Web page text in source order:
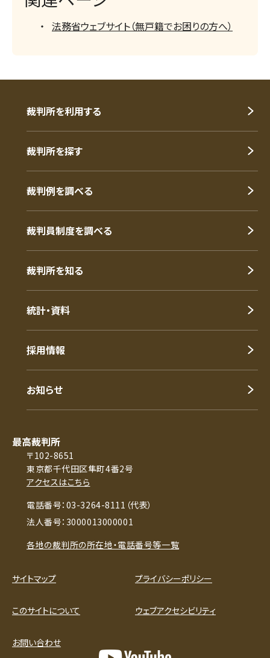
法務省ウェブサイト（無戸籍でお困りの方へ）
裁判所を利用する
裁判所を探す
裁判例を調べる
裁判員制度を調べる
裁判所を知る
統計・資料
採用情報
お知らせ
最高裁判所
〒102-8651
東京都千代田区隼町4番2号
アクセスはこちら
電話番号：03-3264-8111（代表）
法人番号：3000013000001
各地の裁判所の所在地・電話番号等一覧
サイトマップ プライバシーポリシー
このサイトについて ウェブアクセシビリティ
お問い合わせ